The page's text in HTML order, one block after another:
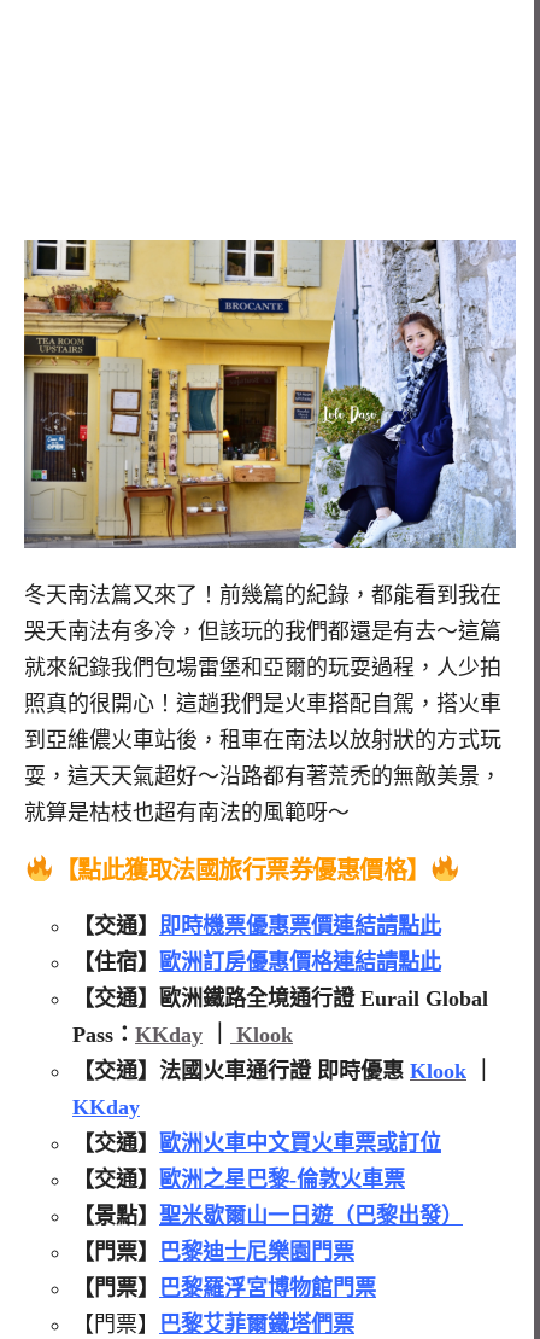
冬天南法篇又來了！前幾篇的紀錄，都能看到我在
哭夭南法有多冷，但該玩的我們都還是有去～這篇
就來紀錄我們包場雷堡和亞爾的玩耍過程，人少拍
照真的很開心！這趟我們是火車搭配自駕，搭火車
到亞維儂火車站後，租車在南法以放射狀的方式玩
耍，這天天氣超好～沿路都有著荒禿的無敵美景，
就算是枯枝也超有南法的風範呀～
【點此獲取法國旅行票券優惠價格】
【交通】 即時機票優惠票價連結請點此
【住宿】 歐洲訂房優惠價格連結請點此
【交通】歐洲鐵路全境通行證 Eurail Global
Pass： KKday
Klook
【交通】法國火車通行證 即時優惠 Klook
KKday
【交通】 歐洲火車中文買火車票或訂位
【交通】 歐洲之星巴黎-倫敦火車票
【景點】 聖米歇爾山一日遊（巴黎出發）
【門票】
巴黎迪士尼樂園門票
【門票】
巴黎羅浮宮博物館門票
【門票】
巴黎艾菲爾鐵塔們票